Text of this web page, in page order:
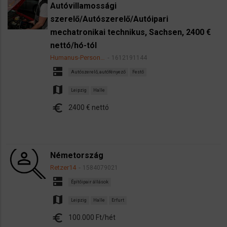
Autóvillamossági
szerelő/Autószerelő/Autóipari
mechatronikai technikus, Sachsen, 2400 €
nettó/hó-tól
Humanus-Person… 1612191144
dns Autószerelő, autófényező Festő
map Leipzig Halle
euro 2400 € nettó
Németország
Retzer14 1584079021
dns Építőipair állások
map Leipzig Halle Erfurt
euro 100.000 Ft/hét